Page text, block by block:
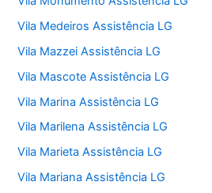
Vila Medeiros Assistência LG
Vila Mazzei Assistência LG
Vila Mascote Assistência LG
Vila Marina Assistência LG
Vila Marilena Assistência LG
Vila Marieta Assistência LG
Vila Mariana Assistência LG